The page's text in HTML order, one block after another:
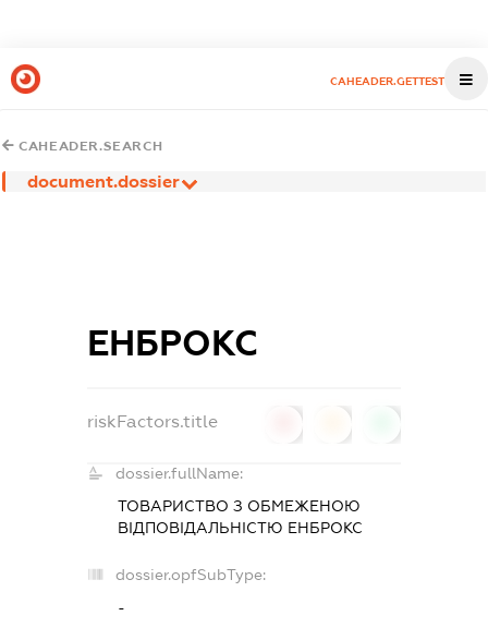
CAHEADER.GETTEST
CAHEADER.SEARCH
document.dossier
ЕНБРОКС
riskFactors.title
dossier.fullName:
ТОВАРИСТВО З ОБМЕЖЕНОЮ
ВІДПОВІДАЛЬНІСТЮ ЕНБРОКС
dossier.opfSubType:
-